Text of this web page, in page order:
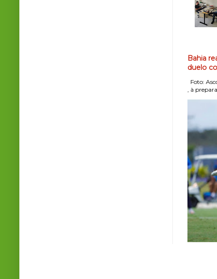
Bahia
duelo
Foto:
, à